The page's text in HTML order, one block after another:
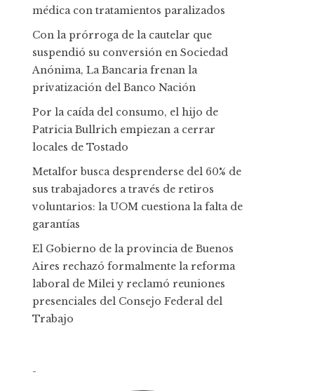
médica con tratamientos paralizados
Con la prórroga de la cautelar que
suspendió su conversión en Sociedad
Anónima, La Bancaria frenan la
privatización del Banco Nación
Por la caída del consumo, el hijo de
Patricia Bullrich empiezan a cerrar
locales de Tostado
Metalfor busca desprenderse del 60% de
sus trabajadores a través de retiros
voluntarios: la UOM cuestiona la falta de
garantías
El Gobierno de la provincia de Buenos
Aires rechazó formalmente la reforma
laboral de Milei y reclamó reuniones
presenciales del Consejo Federal del
Trabajo
-